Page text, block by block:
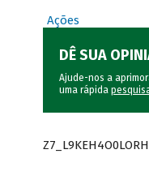
Ações
DÊ SUA
Ajude-nos a
uma rápida